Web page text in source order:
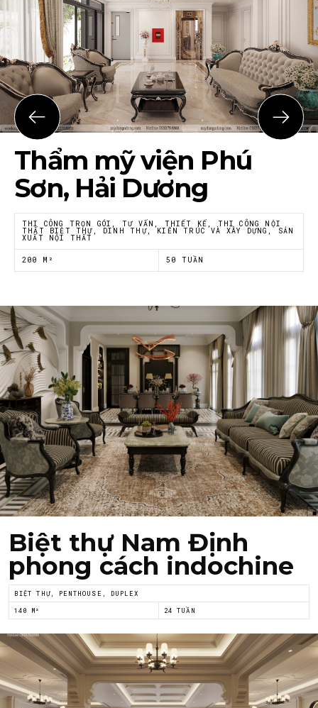
Thông tin luôn cập nhật
Xu hướng thiết kế nội thất mới nhất tại Việt Nam và trên thế
giới
Họ tên*
Email
Tôi đồng ý vớiChính sách riêng tư
Thẩm mỹ viện Phú
Sơn, Hải Dương
THI CÔNG TRỌN GÓI, TƯ VẤN, THIẾT KẾ, THI CÔNG NỘI
THẤT BIỆT THỰ, DINH THỰ, KIẾN TRÚC VÀ XÂY DỰNG, SẢN
XUẤT NỘI THẤT
200 M² 50 TUẦN
Biệt thự Nam Định
phong cách indochine
BIỆT THỰ, PENTHOUSE, DUPLEX
140 M² 24 TUẦN